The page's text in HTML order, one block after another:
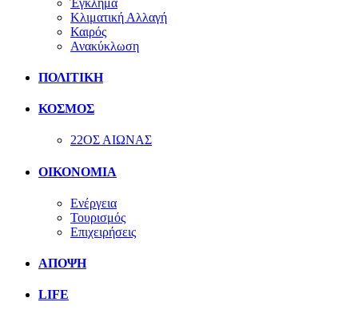
Κλιματική Αλλαγή
Καιρός
Ανακύκλωση
ΠΟΛΙΤΙΚΗ
ΚΟΣΜΟΣ
22ΟΣ ΑΙΩΝΑΣ
ΟΙΚΟΝΟΜΙΑ
Ενέργεια
Τουρισμός
Επιχειρήσεις
ΑΠΟΨΗ
LIFE